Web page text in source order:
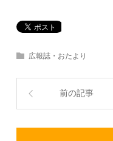
広報誌・おたより
前の記事